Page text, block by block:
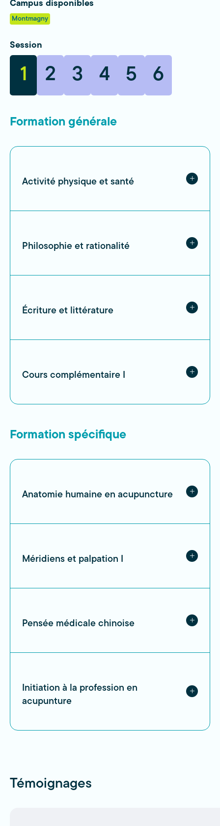
Campus disponibles
Montmagny
Session
1 2 3 4 5 6
Formation générale
Activité physique et santé
Philosophie et rationalité
Écriture et littérature
Cours complémentaire I
Formation spécifique
Anatomie humaine en acupuncture
Méridiens et palpation I
Pensée médicale chinoise
Initiation à la profession en
acupunture
Témoignages